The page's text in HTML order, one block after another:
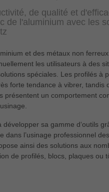
Türkiye
türkçe
english
Việt Nam
tiếng việt
中国
ประเทศไทย
ไทย
Україна
de qualité et
de l'aluminium avec les
et des métaux non ferreux
les utilisateurs à des
spéciales. Les profilés à
forte tendance à vibrer, tandis
présentent un comportement
développer sa gamme d‘outils
dans l’usinage professionnel
ainsi des solutions aux
de profilés, blocs, plaques ou